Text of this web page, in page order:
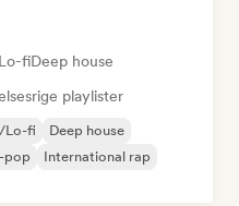
fiDeep house
playlister
Lo-fi
Deep house
pop
International rap